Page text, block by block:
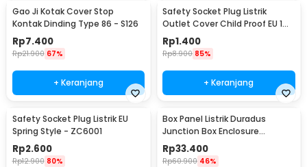
Gao Ji Kotak Cover Stop
Kontak Dinding Type 86 - S126
Rp7.400
Rp21.900 67%
+ Keranjang
Safety Socket Plug Listrik
Outlet Cover Child Proof EU 1
PCS
Rp1.400
Rp8.900 85%
+ Keranjang
Safety Socket Plug Listrik EU
Spring Style - ZC6001
Rp2.600
Rp12.900 80%
Box Panel Listrik Duradus
Junction Box Enclosure
Waterproof 158x90mm - B1589
Rp33.400
Rp60.900 46%